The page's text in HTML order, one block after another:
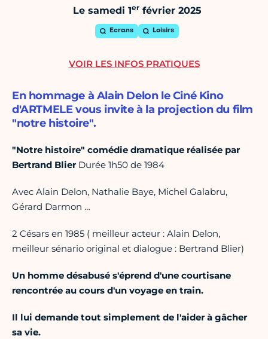
Le samedi 1erfévrier 2025
Ecrans Loisirs
En hommage à Alain Delon le Ciné Kino
d'ARTMELE vous invite à la projection du film
"notre histoire".
"Notre histoire" comédie dramatique réalisée par
Bertrand Blier Durée 1h50 de 1984
Avec Alain Delon, Nathalie Baye, Michel Galabru,
Gérard Darmon …
2 Césars en 1985 ( meilleur acteur : Alain Delon,
meilleur sénario original et dialogue : Bertrand Blier)
Un homme désabusé s'éprend d'une courtisane
rencontrée au cours d'un voyage en train.
Il lui demande tout simplement de l'aider à gâcher
sa vie.
VOIR LES INFOS PRATIQUES